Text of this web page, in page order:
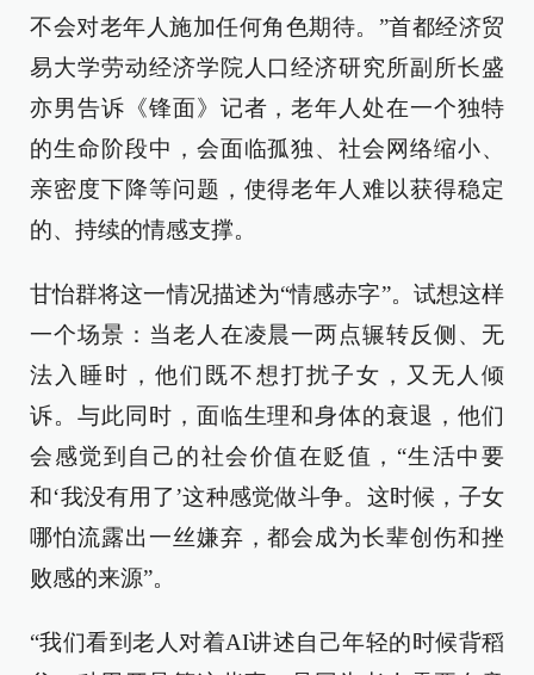
不会对老年人施加任何角色期待。”首都经济贸
易大学劳动经济学院人口经济研究所副所长盛
亦男告诉《锋面》记者，老年人处在一个独特
的生命阶段中，会面临孤独、社会网络缩小、
亲密度下降等问题，使得老年人难以获得稳定
的、持续的情感支撑。
甘怡群将这一情况描述为“情感赤字”。试想这样
一个场景：当老人在凌晨一两点辗转反侧、无
法入睡时，他们既不想打扰子女，又无人倾
诉。与此同时，面临生理和身体的衰退，他们
会感觉到自己的社会价值在贬值，“生活中要
和‘我没有用了’这种感觉做斗争。这时候，子女
哪怕流露出一丝嫌弃，都会成为长辈创伤和挫
败感的来源”。
“我们看到老人对着AI讲述自己年轻的时候背稻